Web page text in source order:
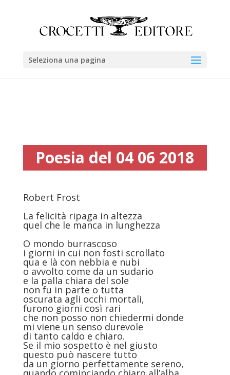
Seleziona una pagina
Poesia del 04 06 2018
Robert Frost
La felicità ripaga in altezza
quel che le manca in lunghezza
O mondo burrascoso
i giorni in cui non fosti scrollato
qua e là con nebbia e nubi
o avvolto come da un sudario
e la palla chiara del sole
non fu in parte o tutta
oscurata agli occhi mortali,
furono giorni così rari
che non posso non chiedermi donde
mi viene un senso durevole
di tanto caldo e chiaro.
Se il mio sospetto è nel giusto
questo può nascere tutto
da un giorno perfettamente sereno,